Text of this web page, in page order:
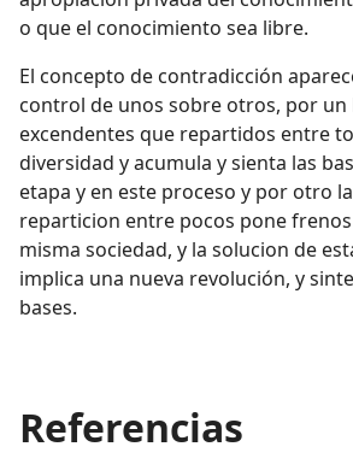
o que el conocimiento sea libre.
El concepto de contradicción
control de unos sobre otros, por
excendentes que repartidos entre
diversidad y acumula y sienta las
etapa y en este proceso y por otro
reparticion entre pocos pone
misma sociedad, y la solucion de
implica una nueva revolución, y
bases.
Referencias